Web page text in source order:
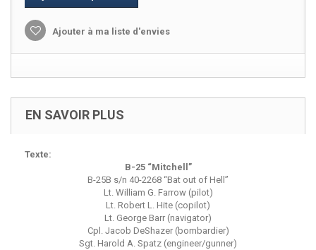
Ajouter à ma liste d'envies
EN SAVOIR PLUS
Texte:
B-25 “Mitchell”
B-25B s/n 40-2268 “Bat out of Hell”
Lt. William G. Farrow (pilot)
Lt. Robert L. Hite (copilot)
Lt. George Barr (navigator)
Cpl. Jacob DeShazer (bombardier)
Sgt. Harold A. Spatz (engineer/gunner)